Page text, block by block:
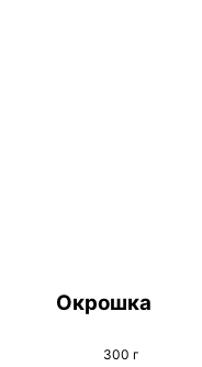
Окрошка
300 г